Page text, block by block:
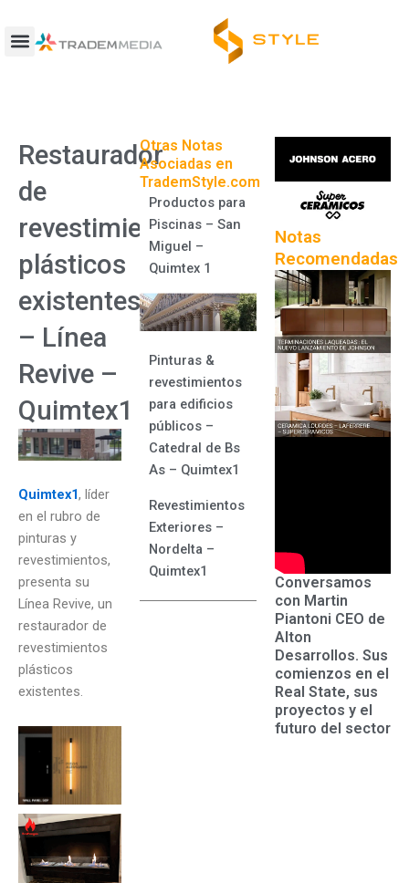
contenido
Restaurador
de
revestimientos
plásticos
existentes
– Línea
Revive –
Quimtex1
Quimtex1, líder
en el rubro de
pinturas y
revestimientos,
presenta su
Línea Revive, un
restaurador de
revestimientos
plásticos
existentes.
Otras Notas
Asociadas en
TrademStyle.com
Productos para
Piscinas – San
Miguel –
Quimtex 1
Pinturas &
revestimientos
para edificios
públicos –
Catedral de Bs
As – Quimtex1
Revestimientos
Exteriores –
Nordelta –
Quimtex1
Notas
Recomendadas
Conversamos
con Martin
Piantoni CEO de
Alton
Desarrollos. Sus
comienzos en el
Real State, sus
proyectos y el
futuro del sector